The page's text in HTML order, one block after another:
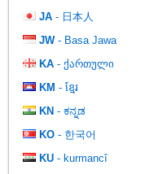
JA - 日本人
JW- Basa Jawa
KA - ქართული
KM - ខ្មែរ
KN - ಕನ್ನಡ
KO - 한국어
KU - kurmancî